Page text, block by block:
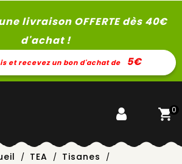
livraison OFFERTE dès 40€
d'achat !
et recevez un bon d'achat de 5€
0
TEA
Tisanes